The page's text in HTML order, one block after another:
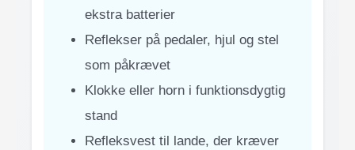
ekstra batterier
Reflekser på pedaler, hjul og stel
som påkrævet
Klokke eller horn i funktionsdygtig
stand
Refleksvest til lande, der kræver